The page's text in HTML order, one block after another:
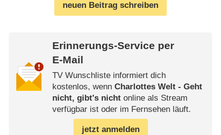
neuen Beitrag schreiben
Erinnerungs-Service per
E-Mail
TV Wunschliste informiert dich
kostenlos, wenn Charlottes Welt - Geht
nicht, gibt's nichtonline als Stream
verfügbar ist oder im Fernsehen läuft.
jetzt anmelden